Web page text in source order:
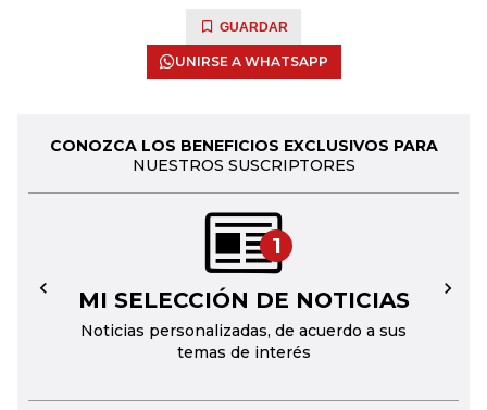
GUARDAR
UNIRSE A WHATSAPP
CONOZCA LOS BENEFICIOS EXCLUSIVOS PARA
NUESTROS SUSCRIPTORES
1
MI SELECCIÓN DE NOTICIAS
Noticias personalizadas, de acuerdo a sus
temas de interés
← →